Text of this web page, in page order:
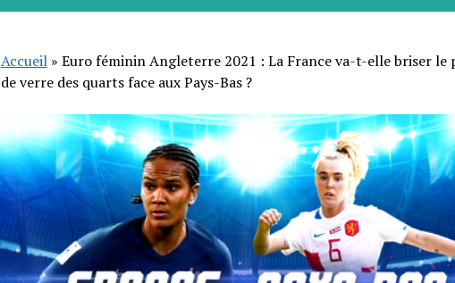
Accueil» Euro féminin Angleterre 2021 : La France va-t-elle briser le
de verre des quarts face aux Pays-Bas ?